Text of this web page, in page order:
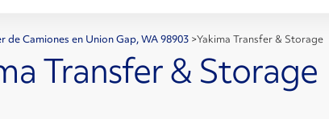
de Camiones en Union Gap, WA 98903 >Yakima Transfer & Storage
Transfer & Storage